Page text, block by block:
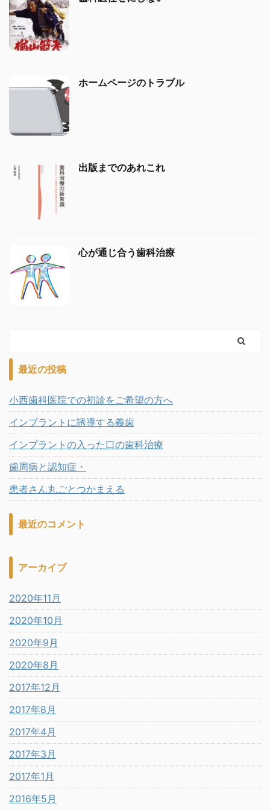
ホームページのトラブル
出版までのあれこれ
心が通じ合う歯科治療
最近の投稿
小西歯科医院での初診をご希望の方へ
インプラントに誘導する義歯
インプラントの入った口の歯科治療
歯周病と認知症・
患者さん丸ごとつかまえる
最近のコメント
アーカイブ
2020年11月
2020年10月
2020年9月
2020年8月
2017年12月
2017年8月
2017年4月
2017年3月
2017年1月
2016年5月